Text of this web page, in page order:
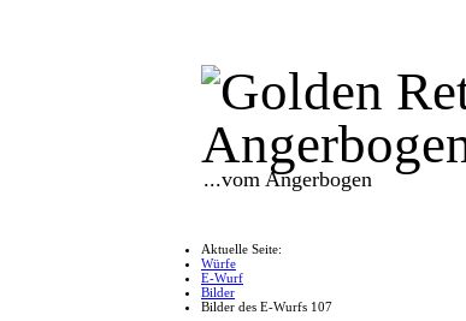
...vom Angerbogen
Aktuelle Seite:
Würfe
E-Wurf
Bilder
Bilder des E-Wurfs 107